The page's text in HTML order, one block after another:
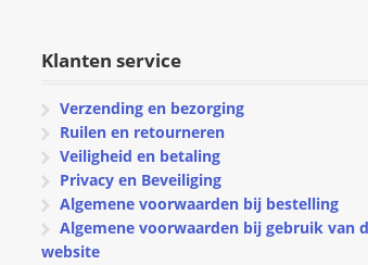
Klanten service
Verzending en bezorging
Ruilen en retourneren
Veiligheid en betaling
Privacy en Beveiliging
Algemene voorwaarden bij bestelling
Algemene voorwaarden bij gebruik van
website